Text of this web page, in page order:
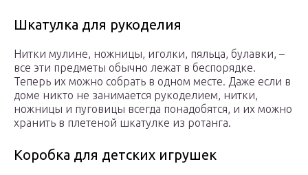
Шкатулка для рукоделия
Нитки мулине, ножницы, иголки, пяльца, булавки, –
все эти предметы обычно лежат в беспорядке.
Теперь их можно собрать в одном месте. Даже если в
доме никто не занимается рукоделием, нитки,
ножницы и пуговицы всегда понадобятся, и их можно
хранить в плетеной шкатулке из ротанга.
Коробка для детских игрушек